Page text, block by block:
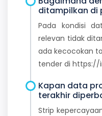
ditampilkan di
Pada kondisi
relevan tidak
ada kecocokan
tender di
Kapan data
terakhir
Strip